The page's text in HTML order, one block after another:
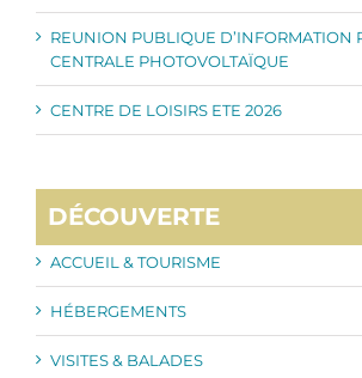
REUNION PUBLIQUE D’INFORMATION
CENTRALE PHOTOVOLTAÏQUE
CENTRE DE LOISIRS ETE 2026
DÉCOUVERTE
ACCUEIL & TOURISME
HÉBERGEMENTS
VISITES & BALADES